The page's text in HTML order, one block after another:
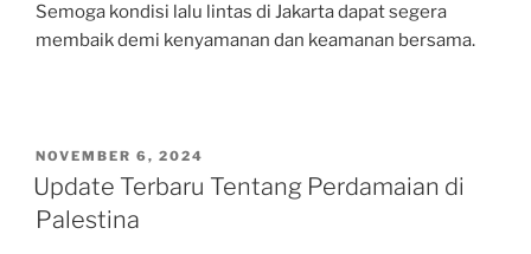
Semoga kondisi lalu lintas di Jakarta dapat segera
membaik demi kenyamanan dan keamanan bersama.
POSTED
ON
NOVEMBER 6, 2024
Update Terbaru Tentang Perdamaian di
Palestina